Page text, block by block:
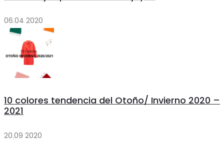
06.04 2020
10 colores tendencia del Otoño/ Invierno 2020 –
2021
20.09 2020